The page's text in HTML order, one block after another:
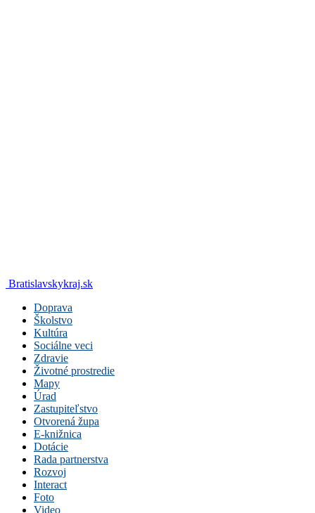
Bratislavskykraj.sk
Doprava
Školstvo
Kultúra
Sociálne veci
Zdravie
Životné prostredie
Mapy
Úrad
Zastupiteľstvo
Otvorená župa
E-knižnica
Dotácie
Rada partnerstva
Rozvoj
Interact
Foto
Video